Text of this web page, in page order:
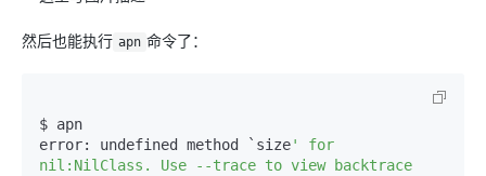
然后也能执行 apn 命令了：
$ apn
error: undefined method `size' for
nil:NilClass. Use --trace to view backtrace